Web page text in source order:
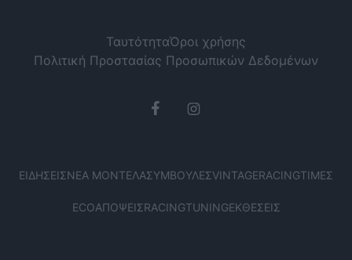
ΤαυτότηταΌροι χρήσης
Πολιτική Προστασίας Προσωπικών Δεδομένων
ΕΙΔΉΣΕΙΣΝΈΑ ΜΟΝΤΈΛΑΣΥΜΒΟΥΛΈΣVINTAGERACINGΤΙΜΈΣ
ECOΑΠΌΨΕΙΣRACINGTUNINGΕΚΘΈΣΕΙΣ